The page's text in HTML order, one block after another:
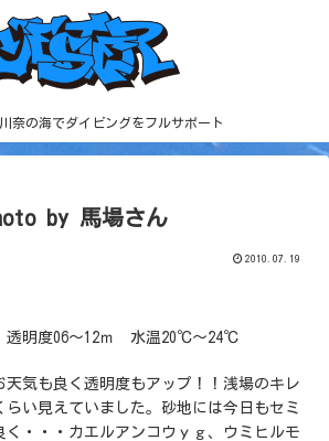
奈の海でダイビングをフルサポート
by 馬場さん
2010.07.19
明度06～12ｍ 水温20℃～24℃
天気も良く透明度もアップ！！浅場のキレ
らい見えていました。砂地には今日もセミ
く・・・カエルアンコウｙｇ、ウミヒルモ